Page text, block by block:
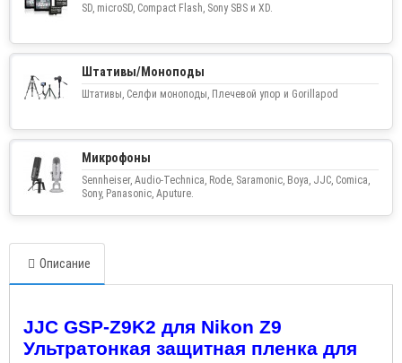
SD, microSD, Compact Flash, Sony SBS и XD.
Штативы/Моноподы
Штативы, Селфи моноподы, Плечевой упор и Gorillapod
Микрофоны
Sennheiser, Audio-Technica, Rode, Saramonic, Boya, JJC, Comica,
Sony, Panasonic, Aputure.
Описание
JJC GSP-Z9K2 для Nikon Z9
Ультратонкая защитная пленка для